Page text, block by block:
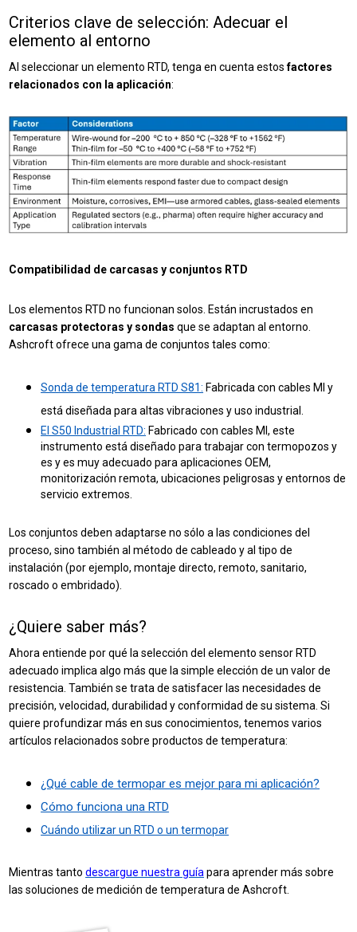
Criterios clave de selección: Adecuar el
elemento al entorno
Al seleccionar un elemento RTD, tenga en cuenta estosfactores
relacionados con la aplicación:
Compatibilidad de carcasas y conjuntos RTD
Los elementos RTD no funcionan solos. Están incrustados en
carcasas protectoras y sondas que se adaptan al entorno.
Ashcroft ofrece una gama de conjuntos tales como:
Sonda de temperatura RTD S81: Fabricada con cables MI y
está diseñada para altas vibraciones y uso industrial.
El S50 Industrial RTD: Fabricado con cables MI, este
instrumento está diseñado para trabajar con termopozos y
es y es muy adecuado para aplicaciones OEM,
monitorización remota, ubicaciones peligrosas y entornos de
servicio extremos.
Los conjuntos deben adaptarse no sólo a las condiciones del
proceso, sino también al método de cableado y al tipo de
instalación (por ejemplo, montaje directo, remoto, sanitario,
roscado o embridado).
¿Quiere saber más?
Ahora entiende por qué la selección del elemento sensor RTD
adecuado implica algo más que la simple elección de un valor de
resistencia. También se trata de satisfacer las necesidades de
precisión, velocidad, durabilidad y conformidad de su sistema. Si
quiere profundizar más en sus conocimientos, tenemos varios
artículos relacionados sobre productos de temperatura:
¿Qué cable de termopar es mejor para mi aplicación?
Cómo funciona una RTD
Cuándo utilizar un RTD o un termopar
Mientras tantodescargue nuestra guíapara aprender más sobre
las soluciones de medición de temperatura de Ashcroft.